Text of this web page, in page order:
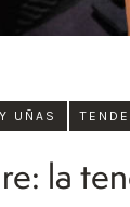
UÑAS
la